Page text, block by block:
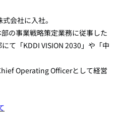
会社に入社。
の事業戦略策定業務に従事した
て「KDDI VISION 2030」や「中
Operating Officerとして経営